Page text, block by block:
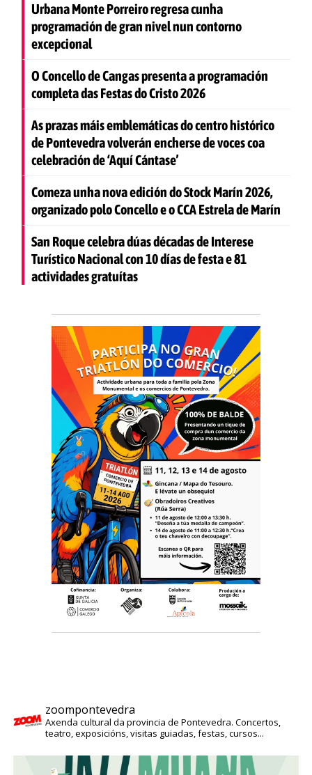
Urbana Monte Porreiro regresa cunha
programación de gran nivel nun contorno
excepcional
O Concello de Cangas presenta a programación
completa das Festas do Cristo 2026
As prazas máis emblemáticas do centro histórico
de Pontevedra volverán encherse de voces coa
celebración de ‘Aquí Cántase’
Comeza unha nova edición do Stock Marín 2026,
organizado polo Concello e o CCA Estrela de Marín
San Roque celebra dúas décadas de Interese
Turístico Nacional con 10 días de festa e 81
actividades gratuítas
zoompontevedra
Axenda cultural da provincia de Pontevedra. Concertos,
teatro, exposicións, visitas guiadas, festas, cursos...